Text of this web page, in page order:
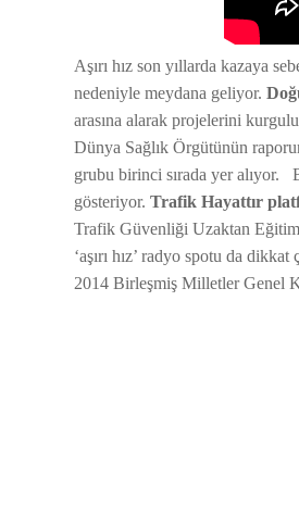
Aşırı hız son yıllarda kazaya
nedeniyle meydana geliyor.
arasına alarak projelerini
Dünya Sağlık Örgütünün
grubu birinci sırada yer alıyor.
gösteriyor. Trafik Hayattır
Trafik Güvenliği Uzaktan Eğitimi
‘aşırı hız’ radyo spotu da
2014 Birleşmiş Milletler Genel